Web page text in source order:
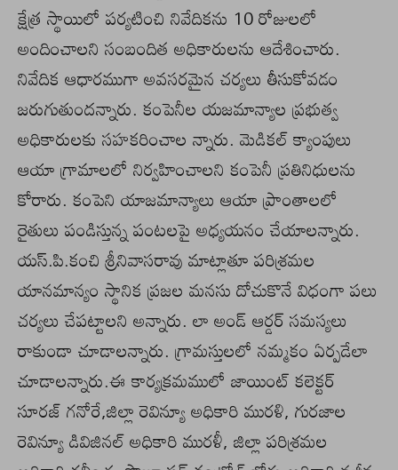
క్షేత్ర స్థాయిలో పర్యటించి నివేదికను 10 రోజులలో
అందించాలని సంబందిత అధికారులను ఆదేశించారు.
నివేదిక ఆధారముగా అవసరమైన చర్యలు తీసుకోవడం
జరుగుతుందన్నారు. కంపెనీల యజమాన్యాల ప్రభుత్వ
అధికారులకు సహకరించాల న్నారు. మెడికల్ క్యాంపులు
ఆయా గ్రామాలలో నిర్వహించాలని కంపెనీ ప్రతినిధులను
కోరారు. కంపెని యాజమాన్యాలు ఆయా ప్రాంతాలలో
రైతులు పండిస్తున్న పంటలపై అధ్యయనం చేయాలన్నారు.
యస్.పి.కంచి శ్రీనివాసరావు మాట్లాతూ పరిశ్రమల
యానమాన్యం స్థానిక ప్రజల మనసు దోచుకొనే విధంగా పలు
చర్యలు చేపట్టాలని అన్నారు. లా అండ్ ఆర్డర్ సమస్యలు
రాకుండా చూడాలన్నారు. గ్రామస్తులలో నమ్మకం ఏర్పడేలా
చూడాలన్నారు.ఈ కార్యక్రమములో జాయింట్ కలెక్టర్
సూరజ్ గనోరే,జిల్లా రెవిన్యూ అధికారి మురళి, గురజాల
రెవిన్యూ డివిజినల్ అధికారి మురళీ, జిల్లా పరిశ్రమల